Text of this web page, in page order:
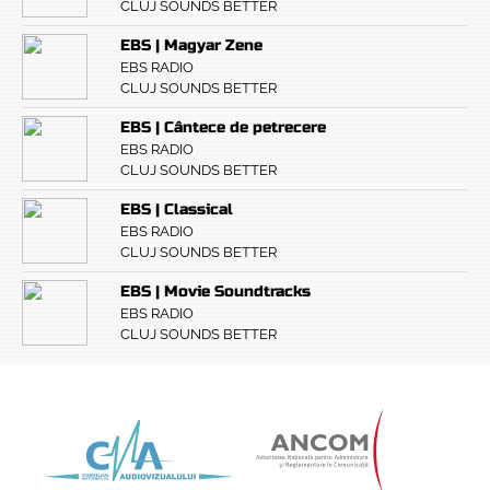
CLUJ SOUNDS BETTER
EBS | Magyar Zene
EBS RADIO
CLUJ SOUNDS BETTER
EBS | Cântece de petrecere
EBS RADIO
CLUJ SOUNDS BETTER
EBS | Classical
EBS RADIO
CLUJ SOUNDS BETTER
EBS | Movie Soundtracks
EBS RADIO
CLUJ SOUNDS BETTER